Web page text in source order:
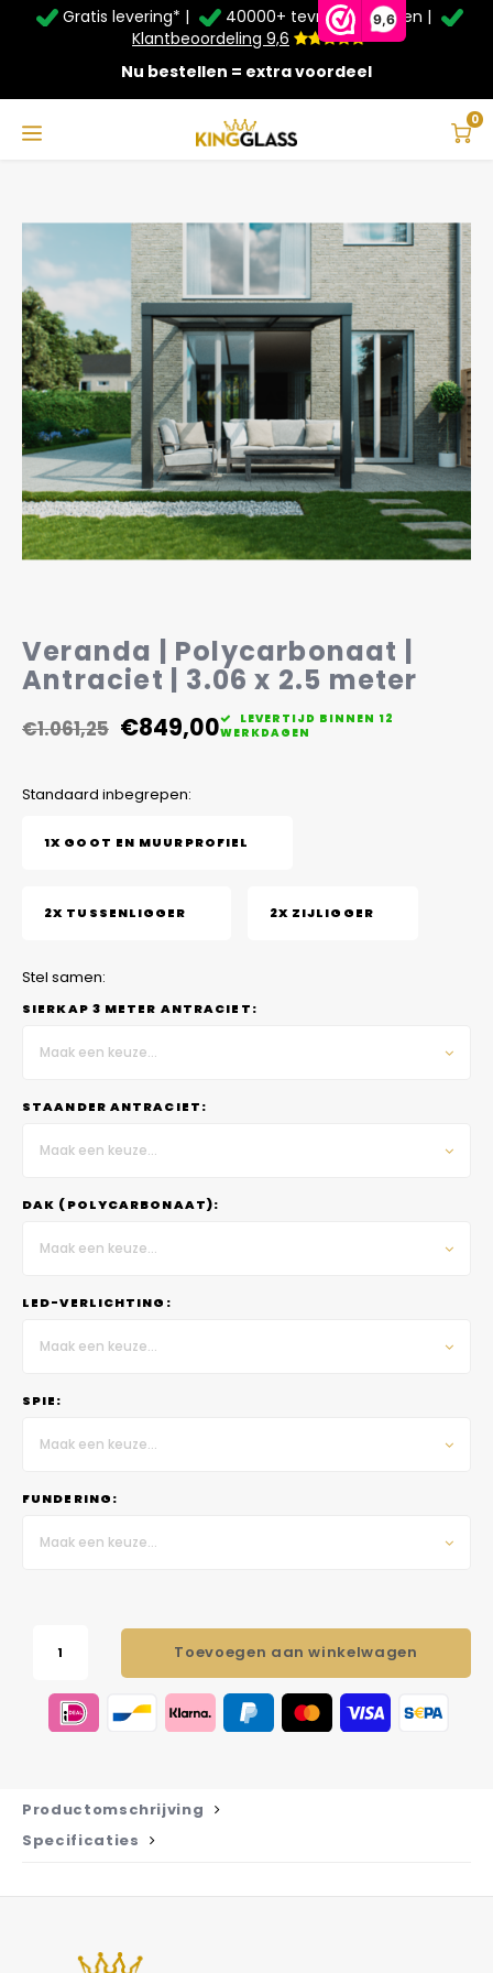
9,6
Service & Contact
Afhalen
Montage
Betaalmethoden
Garantie
Veelgestelde vragen
Taal
Deutsch
Gratis levering* |
40000+ tevreden klanten |
Klantbeoordeling 9,6
Nu bestellen = extra voordeel
0
Zomer Deals: Tot 20% kortingop schuifwanden en
veranda's +€20extra kassa korting*
Veranda | Polycarbonaat | Antraciet | 3.06 x 2.5 meter
Veranda | Polycarbonaat |
Antraciet | 3.06 x 2.5 meter
€1.061,25 €849,00
LEVERTIJD BINNEN 12
WERKDAGEN
Standaard inbegrepen:
1X GOOT EN MUURPROFIEL
2X TUSSENLIGGER 2X ZIJLIGGER
Stel samen:
SIERKAP 3 METER ANTRACIET:
Maak een keuze...
STAANDER ANTRACIET:
Maak een keuze...
DAK (POLYCARBONAAT):
Maak een keuze...
LED-VERLICHTING:
Maak een keuze...
SPIE:
Maak een keuze...
FUNDERING:
Maak een keuze...
Toevoegen aan winkelwagen
Productomschrijving
Specificaties